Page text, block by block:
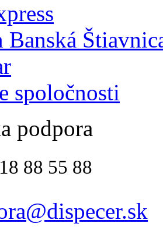
Banská
spoločnosti
podpora
88 55 88